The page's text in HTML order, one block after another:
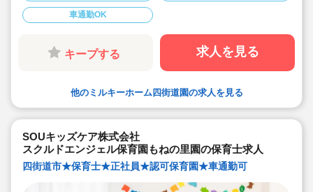
車通勤OK
キープする 求人を見る
他のミルキーホーム四街道園の求人を見る
SOUキッズケア株式会社
スクルドエンジェル保育園もねの里園の保育士求人
四街道市★保育士★正社員★認可保育園★車通勤可